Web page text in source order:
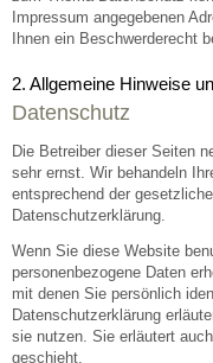
Impressum angegebenen
Ihnen ein Beschwerderecht
2. Allgemeine Hinweise
Datenschutz
Die Betreiber dieser Seiten
sehr ernst. Wir behandeln
entsprechend der
Datenschutzerklärung.
Wenn Sie diese Website
personenbezogene Daten
mit denen Sie persönlich
Datenschutzerklärung
sie nutzen. Sie erläutert
geschieht.